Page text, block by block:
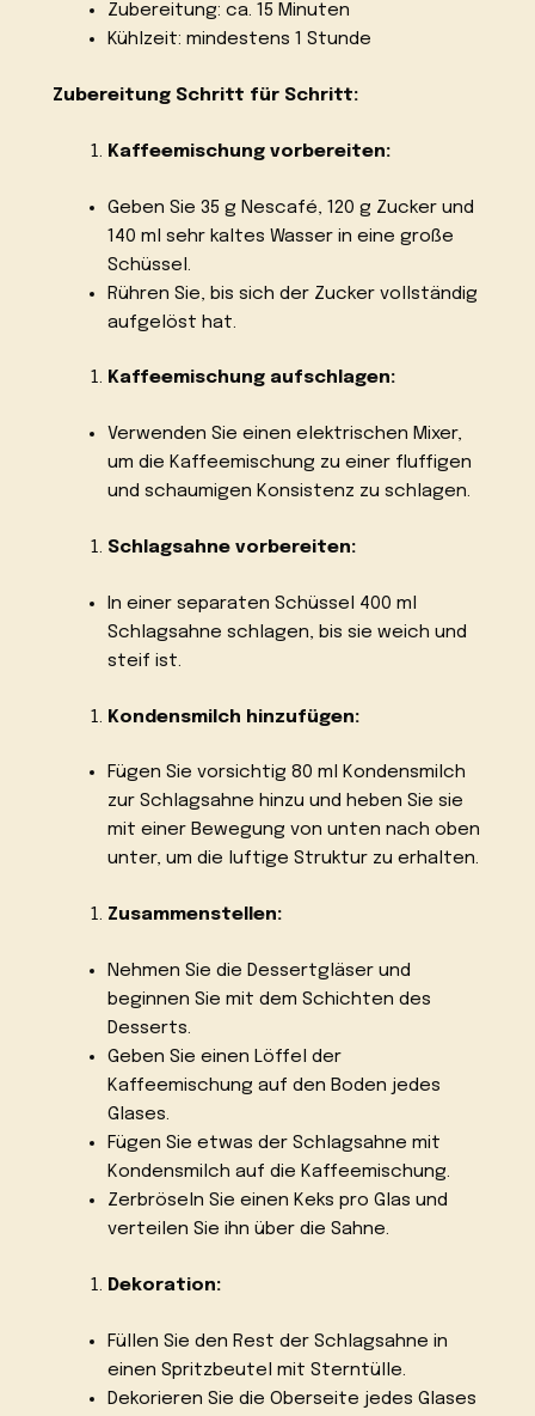
Zubereitung: ca. 15 Minuten
Kühlzeit: mindestens 1 Stunde
Zubereitung Schritt für Schritt:
Kaffeemischung vorbereiten:
Geben Sie 35 g Nescafé, 120 g Zucker und
140 ml sehr kaltes Wasser in eine große
Schüssel.
Rühren Sie, bis sich der Zucker vollständig
aufgelöst hat.
Kaffeemischung aufschlagen:
Verwenden Sie einen elektrischen Mixer,
um die Kaffeemischung zu einer fluffigen
und schaumigen Konsistenz zu schlagen.
Schlagsahne vorbereiten:
In einer separaten Schüssel 400 ml
Schlagsahne schlagen, bis sie weich und
steif ist.
Kondensmilch hinzufügen:
Fügen Sie vorsichtig 80 ml Kondensmilch
zur Schlagsahne hinzu und heben Sie sie
mit einer Bewegung von unten nach oben
unter, um die luftige Struktur zu erhalten.
Zusammenstellen:
Nehmen Sie die Dessertgläser und
beginnen Sie mit dem Schichten des
Desserts.
Geben Sie einen Löffel der
Kaffeemischung auf den Boden jedes
Glases.
Fügen Sie etwas der Schlagsahne mit
Kondensmilch auf die Kaffeemischung.
Zerbröseln Sie einen Keks pro Glas und
verteilen Sie ihn über die Sahne.
Dekoration:
Füllen Sie den Rest der Schlagsahne in
einen Spritzbeutel mit Sterntülle.
Dekorieren Sie die Oberseite jedes Glases